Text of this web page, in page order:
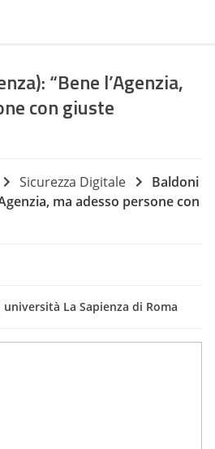
“Bene l’Agenzia,
con giuste
Sicurezza Digitale
Baldoni
ma adesso persone con
La Sapienza di Roma